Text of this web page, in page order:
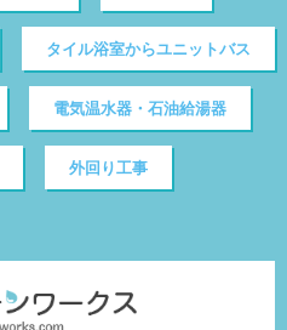
タイル浴室からユニットバス
電気温水器・石油給湯器
外回り工事